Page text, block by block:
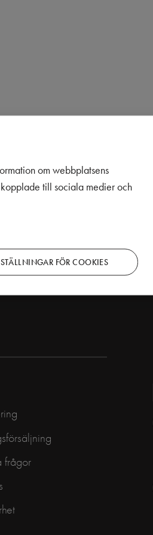
frågor
om webbplatsens
till sociala medier och
FÖR COOKIES